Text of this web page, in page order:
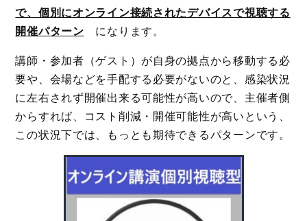
で、個別にオンライン接続されたデバイスで視聴する
開催パターン になります。
講師・参加者（ゲスト）が自身の拠点から移動する必
要や、会場などを手配する必要がないのと、感染状況
に左右されず開催出来る可能性が高いので、主催者側
からすれば、コスト削減・開催可能性が高いという、
この状況下では、もっとも期待できるパターンです。